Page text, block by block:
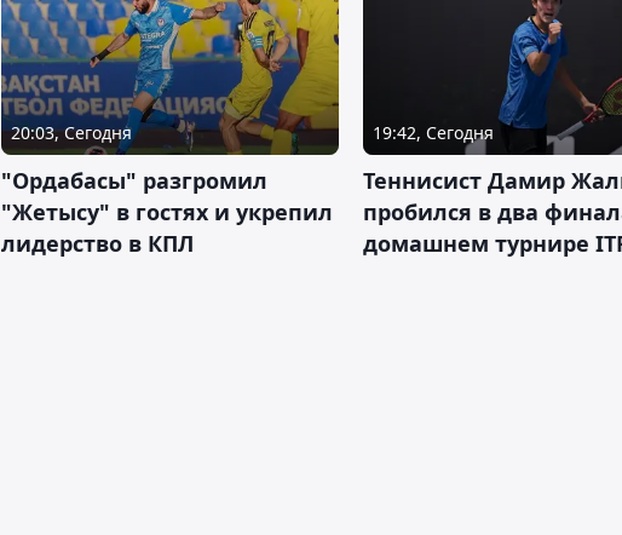
20:03, Сегодня
"Ордабасы" разгромил
"Жетысу" в гостях и укрепил
лидерство в КПЛ
19:42, Сегодня
Теннисист Дамир
пробился в два
домашнем турнире